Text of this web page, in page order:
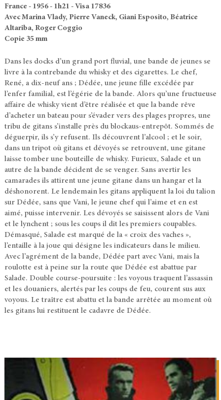
France - 1956 - 1h21 - Visa 17836
Avec Marina Vlady, Pierre Vaneck, Giani Esposito, Béatrice
Altariba, Roger Coggio
Copie 35 mm
Dans les docks d’un grand port fluvial, une bande de jeunes se
livre à la contrebande du whisky et des cigarettes. Le chef,
René, a dix-neuf ans ; Dédée, une jeune fille excédée par
l’enfer familial, est l’égérie de la bande. Alors qu’une fructueuse
affaire de whisky vient d’être réalisée et que la bande rêve
d’acheter un bateau pour s’évader vers des plages propres, une
tribu de gitans s’installe près du blockaus-entrepôt. Sommés de
déguerpir, ils s’y refusent. Ils découvrent l’alcool ; et le soir,
dans un tripot où gitans et dévoyés se retrouvent, une gitane
laisse tomber une bouteille de whisky. Furieux, Salade et un
autre de la bande décident de se venger. Sans avertir les
camarades ils attirent une jeune gitane dans un hangar et la
déshonorent. Le lendemain les gitans appliquent la loi du talion
sur Dédée, sans que Vani, le jeune chef qui l’aime et en est
aimé, puisse intervenir. Les dévoyés se saisissent alors de Vani
et le lynchent ; sous les coups il dit les premiers coupables.
Démasqué, Salade est marqué de la « croix des vaches »,
l’entaille à la joue qui désigne les indicateurs dans le milieu.
Avec l’agrément de la bande, Dédée part avec Vani, mais la
roulotte est à peine sur la route que Dédée est abattue par
Salade. Double course-poursuite : les voyous traquent l’assassin
et les douaniers, alertés par les coups de feu, courent sus aux
voyous. Le traître est abattu et la bande arrêtée au moment où
les gitans lui restituent le cadavre de Dédée.